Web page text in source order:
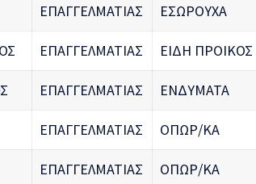
ΕΠΑΓΓΕΛΜΑΤΙΑΣ ΕΣΩΡΟΥΧΑ
ΕΠΑΓΓΕΛΜΑΤΙΑΣ ΕΙΔΗ ΠΡΟΙΚΟΣ
ΕΠΑΓΓΕΛΜΑΤΙΑΣ ΕΝΔΥΜΑΤΑ
ΕΠΑΓΓΕΛΜΑΤΙΑΣ ΟΠΩΡ/ΚΑ
ΕΠΑΓΓΕΛΜΑΤΙΑΣ ΟΠΩΡ/ΚΑ